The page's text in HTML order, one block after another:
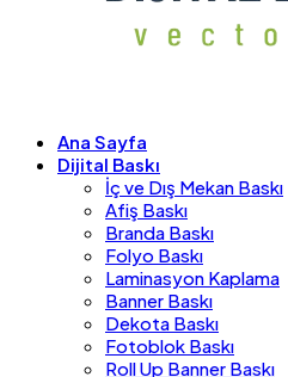
Ana Sayfa
Dijital Baskı
İç ve Dış Mekan Baskı
Afiş Baskı
Branda Baskı
Folyo Baskı
Laminasyon Kaplama
Banner Baskı
Dekota Baskı
Fotoblok Baskı
Roll Up Banner Baskı